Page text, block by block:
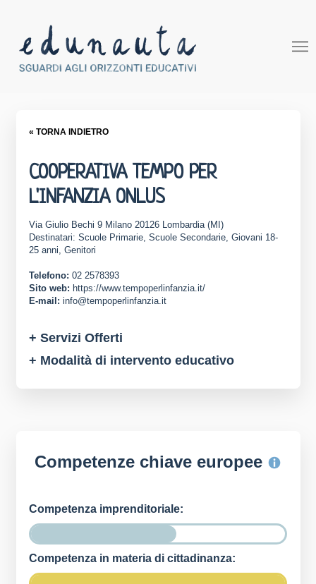
« TORNA INDIETRO
COOPERATIVA TEMPO PER
L'INFANZIA ONLUS
Via Giulio Bechi 9 Milano 20126 Lombardia (MI)
Destinatari: Scuole Primarie, Scuole Secondarie, Giovani 18-
25 anni, Genitori
Telefono: 02 2578393
Sito web: https://www.tempoperlinfanzia.it/
E-mail: info@tempoperlinfanzia.it
+ Servizi Offerti
+ Modalità di intervento educativo
Competenze chiave europee
Competenza imprenditoriale:
Competenza in materia di cittadinanza: